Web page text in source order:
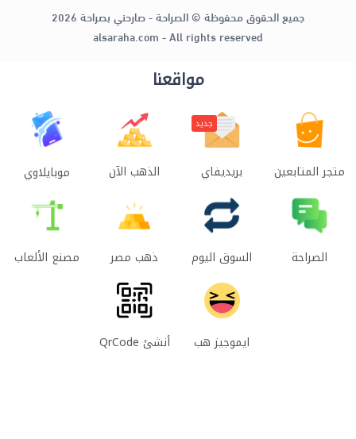
جميع الحقوق محفوظة © الصراحة - صارحني بصراحة 2026
alsaraha.com - All rights reserved